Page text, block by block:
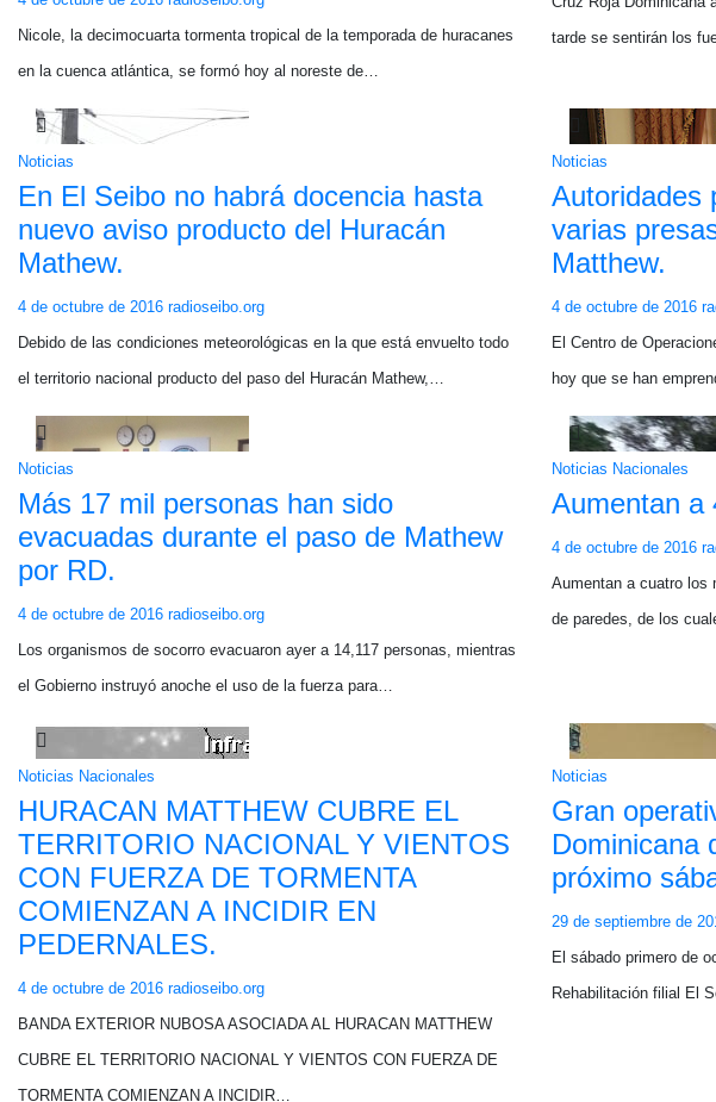
Nicole, la decimocuarta tormenta tropical de la temporada de huracanes
en la cuenca atlántica, se formó hoy al noreste de…
tarde se sentirán los
Noticias
En El Seibo no habrá docencia hasta
nuevo aviso producto del Huracán
Mathew.
4 de octubre de 2016 radioseibo.org
Debido de las condiciones meteorológicas en la que está envuelto todo
el territorio nacional producto del paso del Huracán Mathew,…
Noticias
Autoridades
varias
Matthew.
4 de octubre de 2016
El Centro de
hoy que se han
Noticias
Más 17 mil personas han sido
evacuadas durante el paso de Mathew
por RD.
4 de octubre de 2016 radioseibo.org
Los organismos de socorro evacuaron ayer a 14,117 personas, mientras
el Gobierno instruyó anoche el uso de la fuerza para…
Noticias Nacionales
Aumentan a
4 de octubre de 2016
Aumentan a cuatro los
de paredes, de los
Noticias Nacionales
HURACAN MATTHEW CUBRE EL
TERRITORIO NACIONAL Y VIENTOS
CON FUERZA DE TORMENTA
COMIENZAN A INCIDIR EN
PEDERNALES.
4 de octubre de 2016 radioseibo.org
BANDA EXTERIOR NUBOSA ASOCIADA AL HURACAN MATTHEW
CUBRE EL TERRITORIO NACIONAL Y VIENTOS CON FUERZA DE
TORMENTA COMIENZAN A INCIDIR…
Noticias
Gran
Dominicana
próximo
29 de septiembre de
El sábado primero de
Rehabilitación filial El